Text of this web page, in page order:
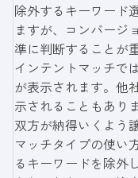
除外するキーワード
ますが、コンバージ
準に判断することが
インテントマッチで
が表示されます。他
示されることもあり
双方が納得いくよう
マッチタイプの使い
るキーワードを除外